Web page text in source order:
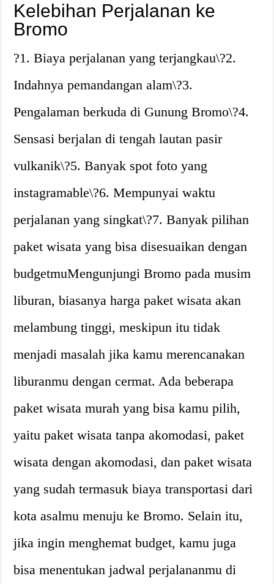
Kelebihan Perjalanan ke
Bromo
?1. Biaya perjalanan yang terjangkau\?2.
Indahnya pemandangan alam\?3.
Pengalaman berkuda di Gunung Bromo\?4.
Sensasi berjalan di tengah lautan pasir
vulkanik\?5. Banyak spot foto yang
instagramable\?6. Mempunyai waktu
perjalanan yang singkat\?7. Banyak pilihan
paket wisata yang bisa disesuaikan dengan
budgetmuMengunjungi Bromo pada musim
liburan, biasanya harga paket wisata akan
melambung tinggi, meskipun itu tidak
menjadi masalah jika kamu merencanakan
liburanmu dengan cermat. Ada beberapa
paket wisata murah yang bisa kamu pilih,
yaitu paket wisata tanpa akomodasi, paket
wisata dengan akomodasi, dan paket wisata
yang sudah termasuk biaya transportasi dari
kota asalmu menuju ke Bromo. Selain itu,
jika ingin menghemat budget, kamu juga
bisa menentukan jadwal perjalananmu di